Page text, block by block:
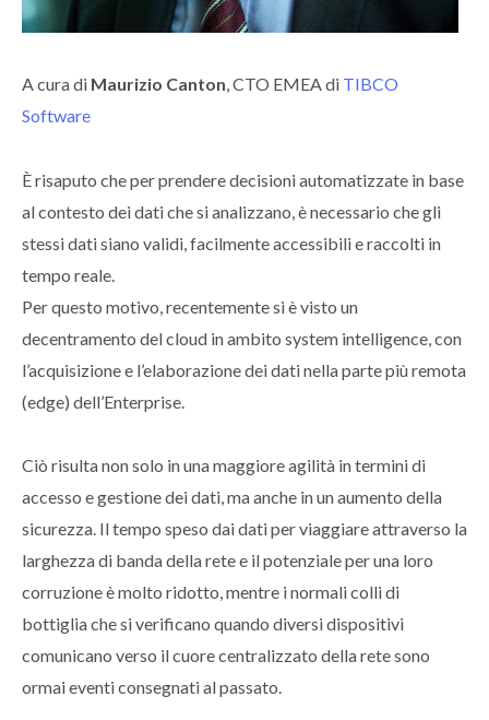
A cura di Maurizio Canton, CTO EMEA di TIBCO
Software
È risaputo che per prendere decisioni automatizzate in base
al contesto dei dati che si analizzano, è necessario che gli
stessi dati siano validi, facilmente accessibili e raccolti in
tempo reale.
Per questo motivo, recentemente si è visto un
decentramento del cloud in ambito system intelligence, con
l’acquisizione e l’elaborazione dei dati nella parte più remota
(edge) dell’Enterprise.
Ciò risulta non solo in una maggiore agilità in termini di
accesso e gestione dei dati, ma anche in un aumento della
sicurezza. Il tempo speso dai dati per viaggiare attraverso la
larghezza di banda della rete e il potenziale per una loro
corruzione è molto ridotto, mentre i normali colli di
bottiglia che si verificano quando diversi dispositivi
comunicano verso il cuore centralizzato della rete sono
ormai eventi consegnati al passato.